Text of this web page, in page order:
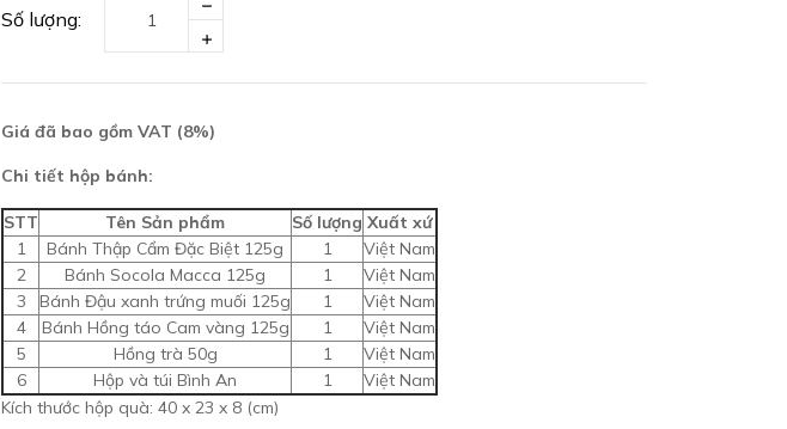
Số lượng:
Giá đã bao gồm VAT (8%)
Chi tiết hộp bánh:
STT Tên Sản phẩm Số lượng Xuất xứ
1
Bánh Thập Cẩm Đặc Biệt 125g 1
Việt Nam
2
Bánh Socola Macca 125g 1
Việt Nam
3
Bánh Đậu xanh trứng muối 125g 1
Việt Nam
4
Bánh Hồng táo Cam vàng 125g 1
Việt Nam
5
Hồng trà 50g 1
Việt Nam
6
Hộp và túi Bình An 1
Việt Nam
Kích thước hộp quà: 40 x 23 x 8 (cm)